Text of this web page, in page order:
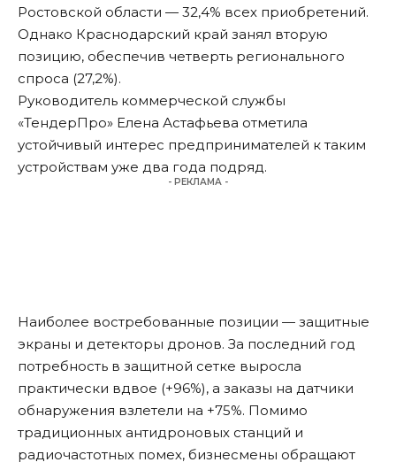
Ростовской области — 32,4% всех приобретений.
Однако Краснодарский край занял вторую
позицию, обеспечив четверть регионального
спроса (27,2%).
Руководитель коммерческой службы
«ТендерПро» Елена Астафьева отметила
устойчивый интерес предпринимателей к таким
устройствам уже два года подряд.
- РЕКЛАМА -
Наиболее востребованные позиции — защитные
экраны и детекторы дронов. За последний год
потребность в защитной сетке выросла
практически вдвое (+96%), а заказы на датчики
обнаружения взлетели на +75%. Помимо
традиционных антидроновых станций и
радиочастотных помех, бизнесмены обращают